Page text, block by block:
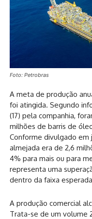
Foto: Petrobras
A meta de produção
foi atingida. Segundo
(17) pela companhia,
milhões de barris de
Conforme divulgado em
almejada era de 2,6
4% para mais ou para
representa uma
dentro da faixa
A produção comercial
Trata-se de um volume